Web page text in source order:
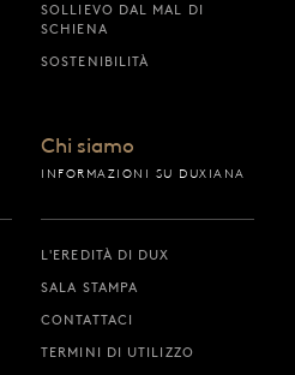
SOLLIEVO DAL MAL DI
SCHIENA
SOSTENIBILITÀ
Chi siamo
INFORMAZIONI SU DUXIANA
L'EREDITÀ DI DUX
SALA STAMPA
CONTATTACI
TERMINI DI UTILIZZO